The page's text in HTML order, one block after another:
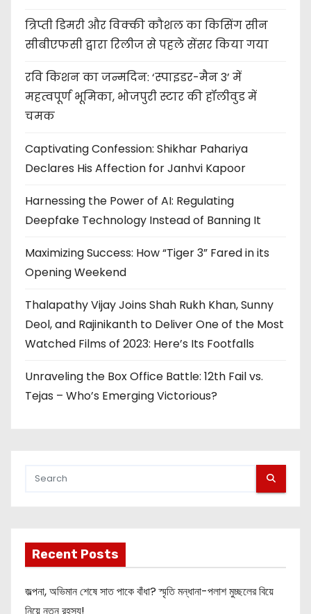
त्रिप्ती डिमरी और विक्की कौशल का किसिंग सीन
सीबीएफसी द्वारा रिलीज से पहले सेंसर किया गया
रवि किशन का जन्मदिन: ‘स्पाइडर-मैन 3’ में
महत्वपूर्ण भूमिका, भोजपुरी स्टार की हॉलीवुड में
चमक
Captivating Confession: Shikhar Pahariya
Declares His Affection for Janhvi Kapoor
Harnessing the Power of AI: Regulating
Deepfake Technology Instead of Banning It
Maximizing Success: How “Tiger 3” Fared in its
Opening Weekend
Thalapathy Vijay Joins Shah Rukh Khan, Sunny
Deol, and Rajinikanth to Deliver One of the Most
Watched Films of 2023: Here’s Its Footfalls
Unraveling the Box Office Battle: 12th Fail vs.
Tejas – Who’s Emerging Victorious?
Recent Posts
জল্পনা, অভিমান শেষে সাত পাকে বাঁধা? স্মৃতি মন্ধানা-পলাশ মুচ্ছলের বিয়ে
নিয়ে নতুন রহস্য!